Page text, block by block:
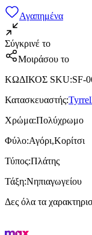
Αγαπημένα
Σύγκρινέ το
Μοιράσου το
ΚΩΔΙΚΟΣ SKU:SF-
Κατασκευαστής:
Χρώμα:Πολύχρωμο
Φύλο:Αγόρι,Κορίτσι
Τύπος:Πλάτης
Τάξη:Νηπιαγωγείου
Δες όλα τα